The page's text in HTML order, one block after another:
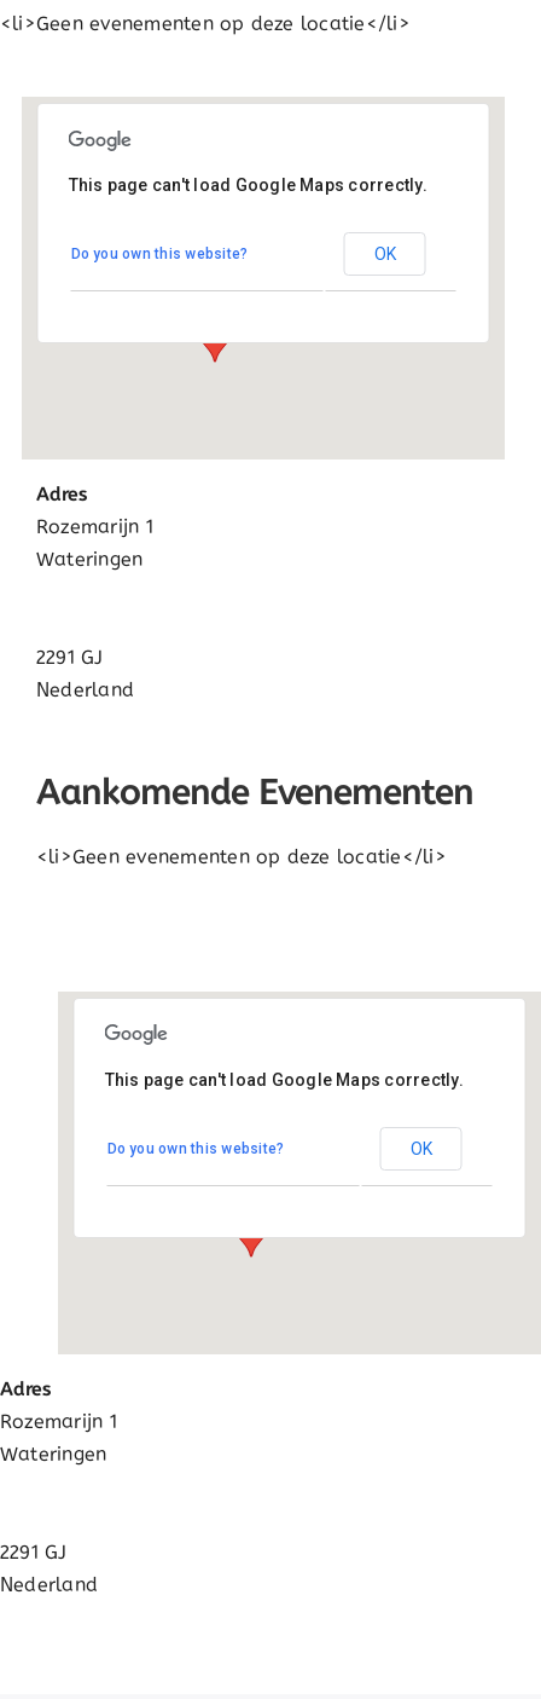
<li>Geen evenementen op deze locatie</li>
Pius X - Wateringen
Rozemarijn 1 - Wateringen
This page can't load Google Maps correctly.
Do you own this website? OK
Adres
Rozemarijn 1
Wateringen
2291 GJ
Nederland
Aankomende Evenementen
<li>Geen evenementen op deze locatie</li>
Pius X - Wateringen
Rozemarijn 1 - Wateringen
This page can't load Google Maps correctly.
Do you own this website? OK
Adres
Rozemarijn 1
Wateringen
2291 GJ
Nederland